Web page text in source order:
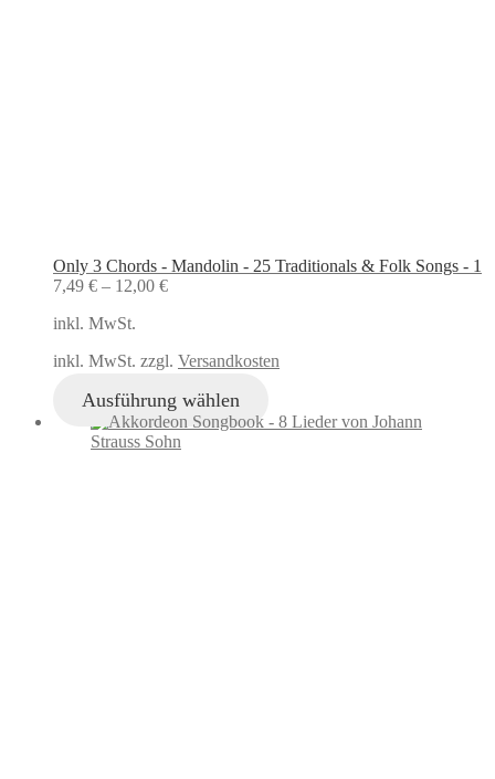
Only 3 Chords - Mandolin - 25 Traditionals & Folk Songs - 1
7,49 € – 12,00 €
inkl. MwSt.
inkl. MwSt. zzgl. Versandkosten
Ausführung wählen